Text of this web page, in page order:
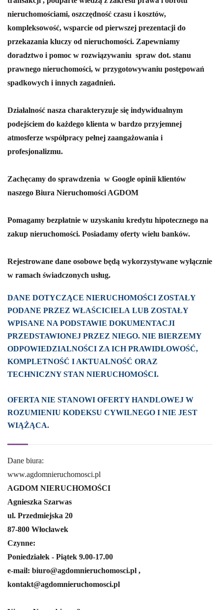
nieruchomościami, oszczędność czasu i kosztów,
kompleksowość, wsparcie od pierwszej prezentacji do
przekazania kluczy od nieruchomości. Zapewniamy
doradztwo i pomoc w rozwiązywaniu spraw dot. stanu
prawnego nieruchomości, w przygotowywaniu postępowań
spadkowych i innych zagadnień.
Działalność nasza charakteryzuje się indywidualnym
podejściem do każdego klienta w bardzo przyjemnej
atmosferze współpracy pełnej zaangażowania i
profesjonalizmu.
Zachęcamy do sprawdzenia w Google opinii klientów
naszego Biura Nieruchomości AGDOM
Pomagamy bezpłatnie w uzyskaniu kredytu hipotecznego na
zakup nieruchomości. Posiadamy oferty wielu banków.
Rejestrowane dane osobowe będą wykorzystywane wyłącznie
w ramach świadczonych usług.
DANE DOTYCZĄCE NIERUCHOMOŚCI ZOSTAŁY
PODANE PRZEZ WŁAŚCICIELA LUB ZOSTAŁY
WPISANE NA PODSTAWIE DOKUMENTACJI
PRZEDSTAWIONEJ PRZEZ NIEGO. NIE BIERZEMY
ODPOWIEDZIALNOŚCI ZA ICH PRAWIDŁOWOŚĆ,
KOMPLETNOŚĆ I AKTUALNOŚĆ ORAZ
TECHNICZNY STAN NIERUCHOMOŚCI.
OFERTA NIE STANOWI OFERTY HANDLOWEJ W
ROZUMIENIU KODEKSU CYWILNEGO I NIE JEST
WIĄŻĄCA.
Dane biura:
www.agdomnieruchomosci.pl
AGDOM NIERUCHOMOŚCI
Agnieszka Szarwas
ul. Przedmiejska 20
87-800 Włocławek
Czynne:
Poniedziałek - Piątek 9.00-17.00
e-mail: biuro@agdomnieruchomosci.pl ,
kontakt@agdomnieruchomosci.pl